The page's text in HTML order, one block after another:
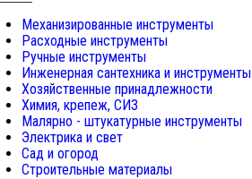
Механизированные инструменты
Расходные инструменты
Ручные инструменты
Инженерная сантехника и инструменты
Хозяйственные принадлежности
Химия, крепеж, СИЗ
Малярно - штукатурные инструменты
Электрика и свет
Сад и огород
Строительные материалы